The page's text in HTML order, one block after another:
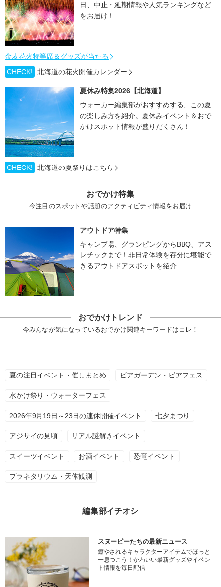
日、中止・延期情報や人気ランキングなど
をお届け！
金麦花火特等席＆グッズが当たる
CHECK!
北海道の花火開催カレンダー
夏休み特集2026【北海道】
ウォーカー編集部がおすすめする、この夏
の楽しみ方を紹介。夏休みイベント＆おで
かけスポット情報が盛りだくさん！
CHECK! 北海道の夏祭りはこちら
おでかけ特集
今注目のスポットや話題のアクティビティ情報をお届け
アウトドア特集
キャンプ場、グランピングからBBQ、アス
レチックまで！非日常体験を存分に堪能で
きるアウトドアスポットを紹介
おでかけトレンド
今みんなが気になっているおでかけ関連キーワードはコレ！
夏の注目イベント・催しまとめ ビアガーデン・ビアフェス
水かけ祭り・ウォーターフェス
2026年9月19日～23日の連休開催イベント 七夕まつり
アジサイの見頃 リアル謎解きイベント
スイーツイベント お酒イベント 恐竜イベント
プラネタリウム・天体観測
編集部イチオシ
スヌーピーたちの最新ニュース
癒やされるキャラクターアイテムでほっと
一息つこう！かわいい最新グッズやイベン
ト情報を毎日配信